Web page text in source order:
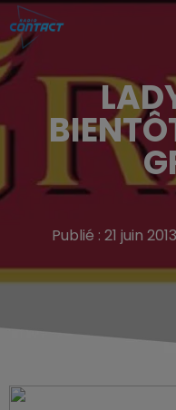
Publié : 21 juin